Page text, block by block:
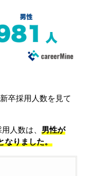
卒採用人数を見て
人数は、 男性が
なりました。